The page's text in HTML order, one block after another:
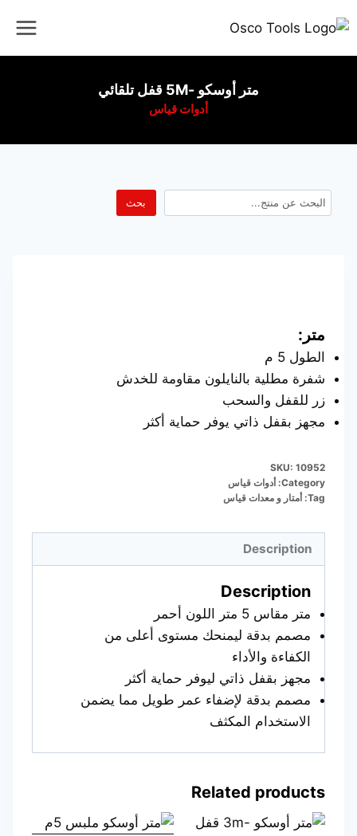
متر أوسكو -5M قفل تلقائي
أدوات قياس
متر:
الطول 5 م
شفرة مطلية بالنايلون مقاومة للخدش
زر للقفل والسحب
مجهز بقفل ذاتي يوفر حماية أكثر
SKU: 10952
Category: أدوات قياس
Tag: أمتار و معدات قياس
Description
Description
متر مقاس 5 متر اللون أحمر
مصمم بدقة ليمنحك مستوى أعلى من
الكفاءة والأداء
مجهز بقفل ذاتي ليوفر حماية أكثر
مصمم بدقة لإضفاء عمر طويل مما يضمن
الاستخدام المكثف
Related products
بحث